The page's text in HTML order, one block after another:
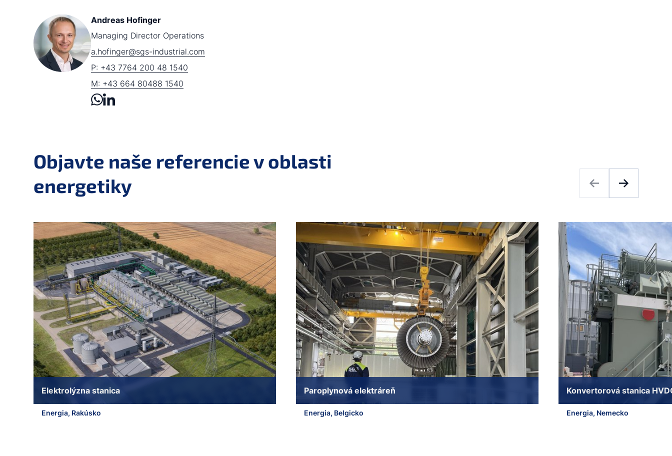
Andreas Hofinger
Managing Director Operations
a.hofinger@sgs-industrial.com
P: +43 7764 200 48 1540
M: +43 664 80488 1540
Objavte naše referencie v oblasti
energetiky
a11y.jump_slider_end
Elektrolýzna stanica
Energia, Rakúsko
Paroplynová elektráreň
Energia, Belgicko
Konvertorová stanica
Energia, Nemecko